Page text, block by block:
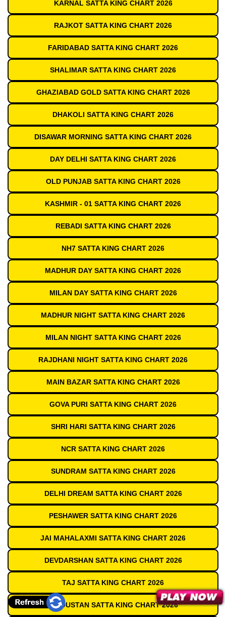
KARNAL SATTA KING CHART 2026
RAJKOT SATTA KING CHART 2026
FARIDABAD SATTA KING CHART 2026
SHALIMAR SATTA KING CHART 2026
GHAZIABAD GOLD SATTA KING CHART 2026
DHAKOLI SATTA KING CHART 2026
DISAWAR MORNING SATTA KING CHART 2026
DAY DELHI SATTA KING CHART 2026
OLD PUNJAB SATTA KING CHART 2026
KASHMIR - 01 SATTA KING CHART 2026
REBADI SATTA KING CHART 2026
NH7 SATTA KING CHART 2026
MADHUR DAY SATTA KING CHART 2026
MILAN DAY SATTA KING CHART 2026
MADHUR NIGHT SATTA KING CHART 2026
MILAN NIGHT SATTA KING CHART 2026
RAJDHANI NIGHT SATTA KING CHART 2026
MAIN BAZAR SATTA KING CHART 2026
GOVA PURI SATTA KING CHART 2026
SHRI HARI SATTA KING CHART 2026
NCR SATTA KING CHART 2026
SUNDRAM SATTA KING CHART 2026
DELHI DREAM SATTA KING CHART 2026
PESHAWER SATTA KING CHART 2026
JAI MAHALAXMI SATTA KING CHART 2026
DEVDARSHAN SATTA KING CHART 2026
TAJ SATTA KING CHART 2026
HINDUSTAN SATTA KING CHART 2026